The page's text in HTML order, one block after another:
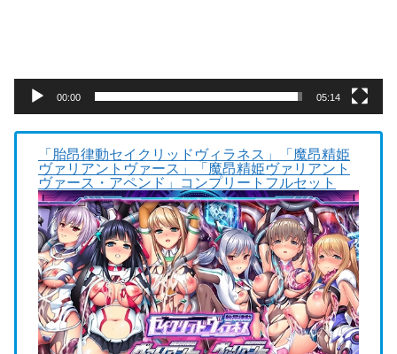
00:00 05:14
「胎昂律動セイクリッドヴィラネス」「魔昂精姫
ヴァリアントヴァース」「魔昂精姫ヴァリアント
ヴァース・アペンド」コンプリートフルセット